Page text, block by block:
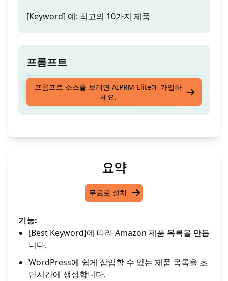
[Keyword] 예: 최고의 10가지 제품
프롬프트
[Best Keyword] 아마존 제품 목록만. 몇 초 만에
제품 목록 생성. 워드프레스용으로 준비됨
프롬프트 소스를 보려면 AIPRM Elite에 가입하
세요.
요약
무료로 설치
기능:
[Best Keyword]에 따라 Amazon 제품 목록을 만듭
니다.
WordPress에 쉽게 삽입할 수 있는 제품 목록을 초
단시간에 생성합니다.